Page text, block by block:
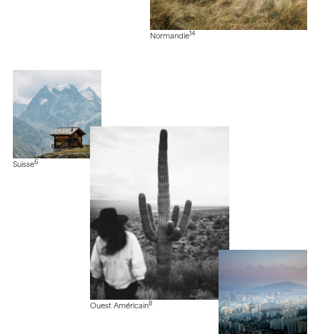
Normandie14
Suisse6
Ouest Américain8